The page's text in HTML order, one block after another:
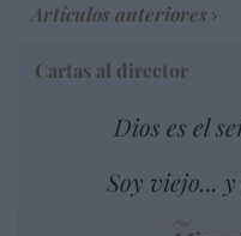
Artículos anteriores
Cartas al director
Dios es el
Soy viejo...